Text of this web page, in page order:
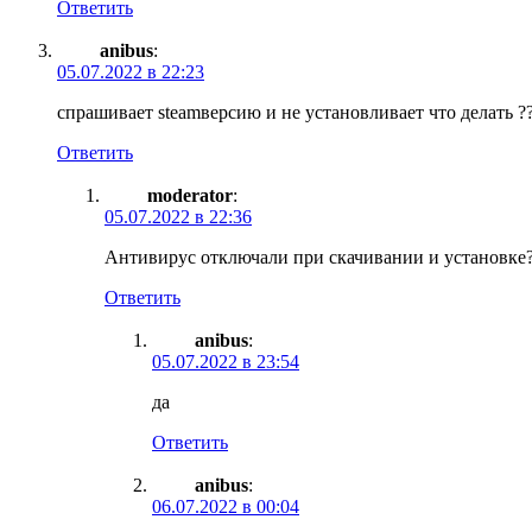
Ответить
anibus:
05.07.2022 в 22:23
спрашивает steamверсию и не установливает что делать
Ответить
moderator:
05.07.2022 в 22:36
Антивирус отключали при скачивании и
Ответить
anibus:
05.07.2022 в 23:54
да
Ответить
anibus:
06.07.2022 в 00:04